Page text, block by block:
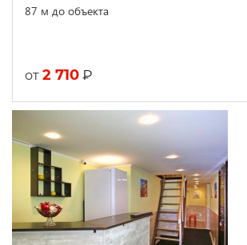
87 м до объекта
от 2 710 ₽